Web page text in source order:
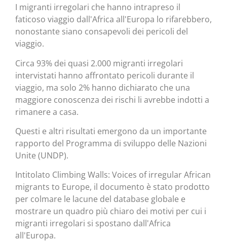
I migranti irregolari che hanno intrapreso il
faticoso viaggio dall'Africa all'Europa lo rifarebbero,
nonostante siano consapevoli dei pericoli del
viaggio.
Circa 93% dei quasi 2.000 migranti irregolari
intervistati hanno affrontato pericoli durante il
viaggio, ma solo 2% hanno dichiarato che una
maggiore conoscenza dei rischi li avrebbe indotti a
rimanere a casa.
Questi e altri risultati emergono da un importante
rapporto del Programma di sviluppo delle Nazioni
Unite (UNDP).
Intitolato Climbing Walls: Voices of irregular African
migrants to Europe, il documento è stato prodotto
per colmare le lacune del database globale e
mostrare un quadro più chiaro dei motivi per cui i
migranti irregolari si spostano dall'Africa
all'Europa.